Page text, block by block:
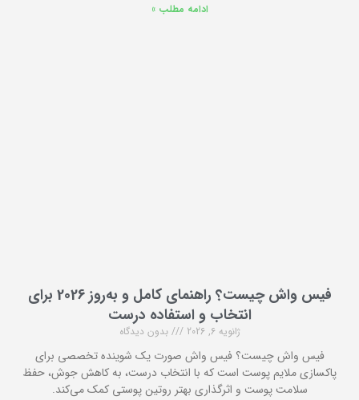
ادامه مطلب »
فیس واش چیست؟ راهنمای کامل و به‌روز 2026 برای
انتخاب و استفاده درست
ژانویه 6, 2026 بدون دیدگاه
فیس واش چیست؟ فیس واش صورت یک شوینده تخصصی برای
پاکسازی ملایم پوست است که با انتخاب درست، به کاهش جوش، حفظ
سلامت پوست و اثرگذاری بهتر روتین پوستی کمک می‌کند.